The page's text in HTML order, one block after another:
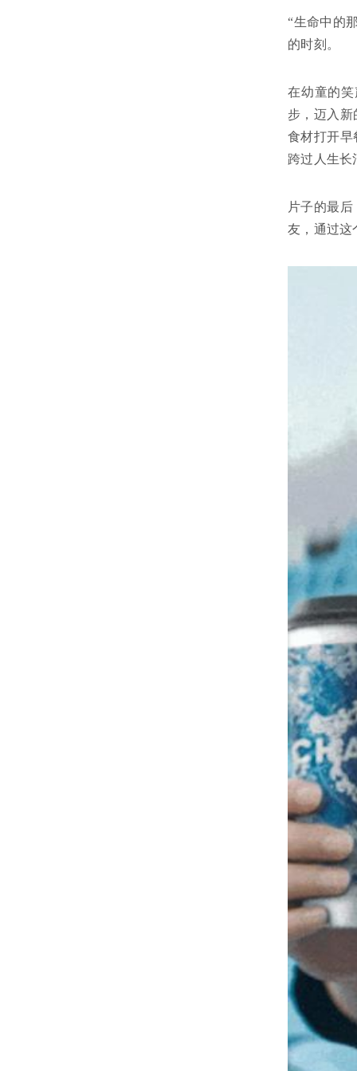
“生命中的
的时刻。
在幼童的
步，迈入
食材打开早
跨过人生
片子的最
友，通过这